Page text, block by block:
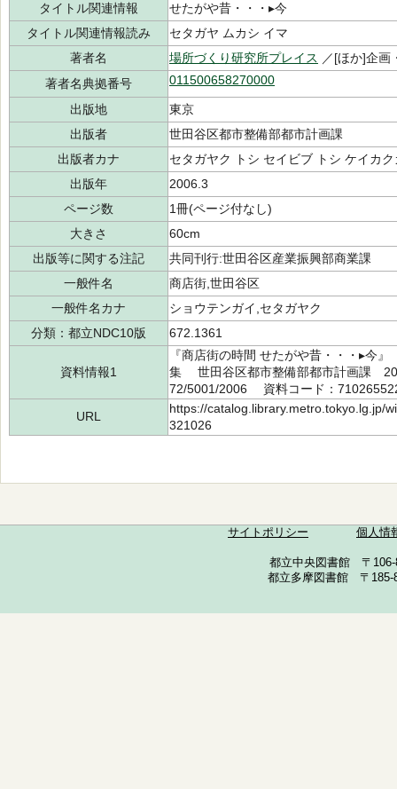
タイトル関連情報
せたがや昔・・・▸今
タイトル関連情報読み
セタガヤ ムカシ イマ
著者名
場所づくり研究所プレイス ／[ほか]企画
著者名典拠番号
011500658270000
出版地
東京
出版者
世田谷区都市整備部都市計画課
出版者カナ
セタガヤク トシ セイビブ トシ ケイカク
出版年
2006.3
ページ数
1冊(ページ付なし)
大きさ
60cm
出版等に関する注記
共同刊行:世田谷区産業振興部商業課
一般件名
商店街,世田谷区
一般件名カナ
ショウテンガイ,セタガヤク
分類：都立NDC10版
672.1361
資料情報1
『商店街の時間 せたがや昔・・・▸今
集 世田谷区都市整備部都市計画課
72/5001/2006 資料コード：
URL
https://catalog.library.metro.tokyo.lg.jp/
321026
サイトポリシー 個人情
都立中央図書館 〒
都立多摩図書館 〒185-